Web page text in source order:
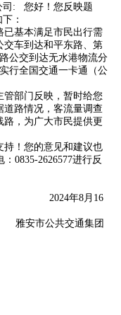
司: 您好！您反映题
：
已基本满足市民出行需
交车到达和平东路、第
公交到达无水港物流分
行全国交通一卡通（公
管部门反映，暂时给您
路情况，客流量调查
，为广大市民提供更
持！您的意见和建议也
0835-2626577进行反
月16
通集团